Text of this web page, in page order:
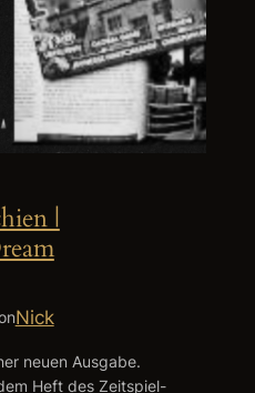
|
Nick
neuen Ausgabe.
Heft des Zeitspiel-